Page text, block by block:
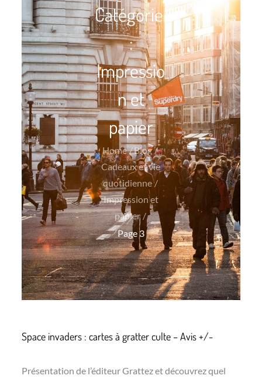
Catégorie
:
Impressio
n et
papier
Home
Blog
Cadeaux et vie
quotidienne
Impression et
papier
Page 3
Space invaders : cartes à gratter culte – Avis +/-
Présentation de l’éditeur Grattez et découvrez quel